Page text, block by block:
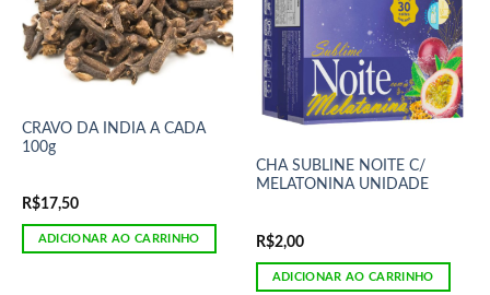
CRAVO DA INDIA A CADA
100g
R$17,50
ADICIONAR AO CARRINHO
CHA SUBLINE NOITE C/
MELATONINA UNIDADE
R$2,00
ADICIONAR AO CARRINHO